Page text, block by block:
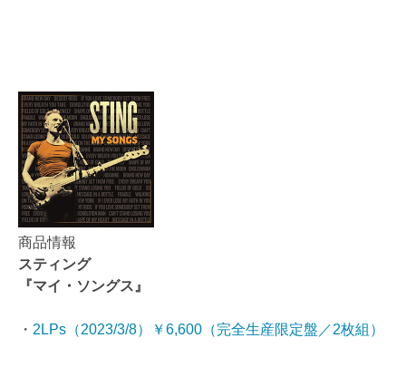
商品情報
スティング
『マイ・ソングス』
・ 2LPs（2023/3/8）￥6,600（完全生産限定盤／2枚組）